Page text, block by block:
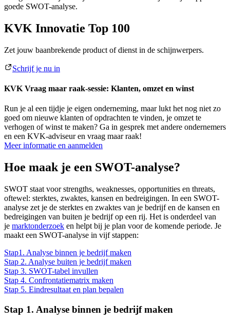
goede SWOT-analyse.
KVK Innovatie Top 100
Zet jouw baanbrekende product of dienst in de schijnwerpers.
Schrijf je nu in
KVK Vraag maar raak-sessie: Klanten, omzet en winst
Run je al een tijdje je eigen onderneming, maar lukt het nog niet zo
goed om nieuwe klanten of opdrachten te vinden, je omzet te
verhogen of winst te maken? Ga in gesprek met andere ondernemers
en een KVK-adviseur en vraag maar raak!
Meer informatie en aanmelden
Hoe maak je een SWOT-analyse?
SWOT staat voor strengths, weaknesses, opportunities en threats,
oftewel: sterktes, zwaktes, kansen en bedreigingen. In een SWOT-
analyse zet je de sterktes en zwaktes van je bedrijf en de kansen en
bedreigingen van buiten je bedrijf op een rij. Het is onderdeel van
je marktonderzoek en helpt bij je plan voor de komende periode. Je
maakt een SWOT-analyse in vijf stappen:
Stap1. Analyse binnen je bedrijf maken
Stap 2. Analyse buiten je bedrijf maken
Stap 3. SWOT-tabel invullen
Stap 4. Confrontatiematrix maken
Stap 5. Eindresultaat en plan bepalen
Stap 1. Analyse binnen je bedrijf maken